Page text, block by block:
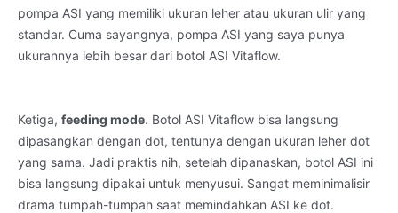
pompa ASI yang memiliki ukuran leher atau ukuran ulir yang
standar. Cuma sayangnya, pompa ASI yang saya punya
ukurannya lebih besar dari botol ASI Vitaflow.
Ketiga, feeding mode. Botol ASI Vitaflow bisa langsung
dipasangkan dengan dot, tentunya dengan ukuran leher dot
yang sama. Jadi praktis nih, setelah dipanaskan, botol ASI ini
bisa langsung dipakai untuk menyusui. Sangat meminimalisir
drama tumpah-tumpah saat memindahkan ASI ke dot.